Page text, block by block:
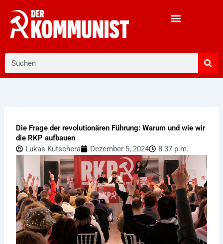
Inhalt
springen
Die Frage der revolutionären Führung: Warum und wie wir
die RKP aufbauen
Lukas Kutschera
Dezember 5, 2024 8:37 p.m.